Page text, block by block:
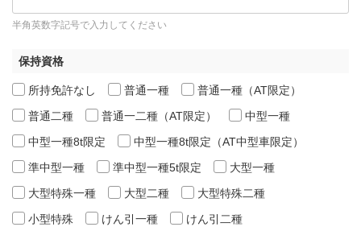
半角英数字記号で入力してください
保持資格
所持免許なし 普通一種
普通一種（AT限定）
普通二種
普通一二種（AT限定）
中型一種
中型一種8t限定
中型一種8t限定（AT中型車限定）
準中型一種
準中型一種5t限定
大型一種
大型特殊一種
大型二種
大型特殊二種
小型特殊
けん引一種
けん引二種